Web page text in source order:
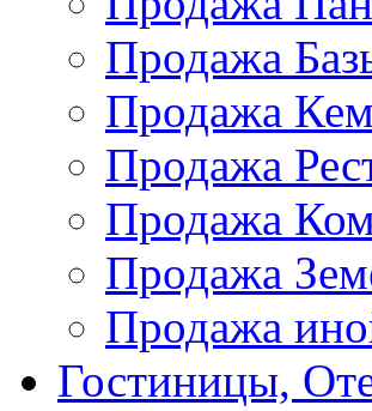
Продажа
Продажа
Продажа
Продажа
Продажа
Продажа
Гостиницы,